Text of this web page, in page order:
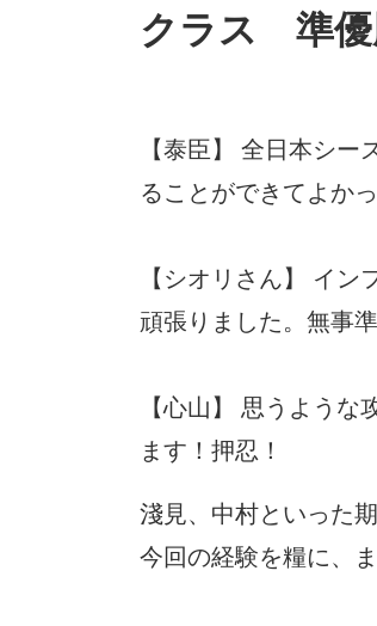
クラス 準優
【泰臣】 全日本シ
ることができてよか
【シオリさん】 イ
頑張りました。無事
【心山】 思うよう
ます！押忍！
淺見、中村といった
今回の経験を糧に、